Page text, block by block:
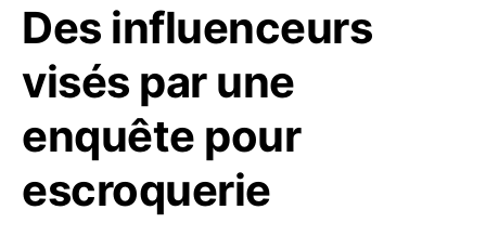
Des influenceurs
visés par une
enquête pour
escroquerie